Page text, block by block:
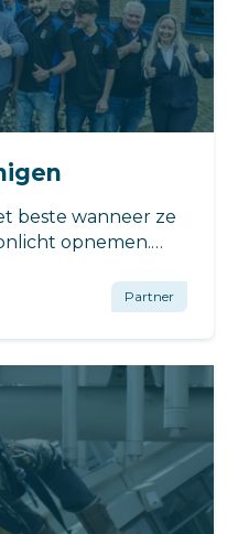
beste wanneer ze
opnemen.
de efficiëntiePartner